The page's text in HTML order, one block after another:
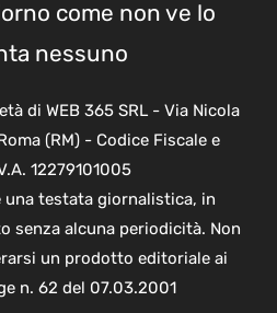
come non ve lo
nessuno
di WEB 365 SRL - Via Nicola
(RM) - Codice Fiscale e
12279101005
una testata giornalistica, in
senza alcuna periodicità. Non
un prodotto editoriale ai
n. 62 del 07.03.2001